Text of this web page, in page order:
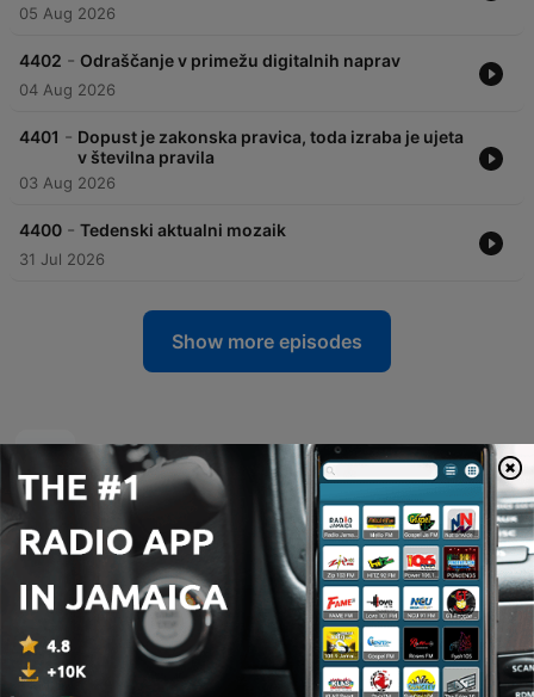
05 Aug 2026
4402 - Odraščanje v primežu digitalnih naprav
04 Aug 2026
4401 - Dopust je zakonska pravica, toda izraba je ujeta
v številna pravila
03 Aug 2026
4400 - Tedenski aktualni mozaik
31 Jul 2026
Show more episodes
Radio Prvi podcasts